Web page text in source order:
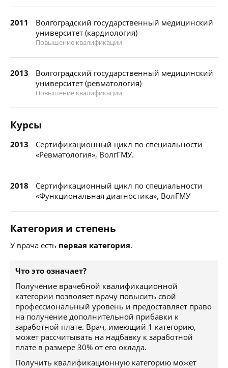
2011
Волгоградский государственный медицинский
университет (кардиология)
Повышение квалификации
2013
Волгоградский государственный медицинский
университет (ревматология)
Повышение квалификации
Курсы
2013
Сертификационный цикл по специальности
«Ревматология», ВолгГМУ.
2018
Сертификационный цикл по специальности
«Функциональная диагностика», ВолГМУ
Категория и степень
У врача есть первая категория.
Что это означает?
Получение врачебной квалификационной
категории позволяет врачу повысить свой
профессиональный уровень и предоставляет право
на получение дополнительной прибавки к
заработной плате. Врач, имеющий 1 категорию,
может рассчитывать на надбавку к заработной
плате в размере 30% от его оклада.
Получить квалификационную категорию может